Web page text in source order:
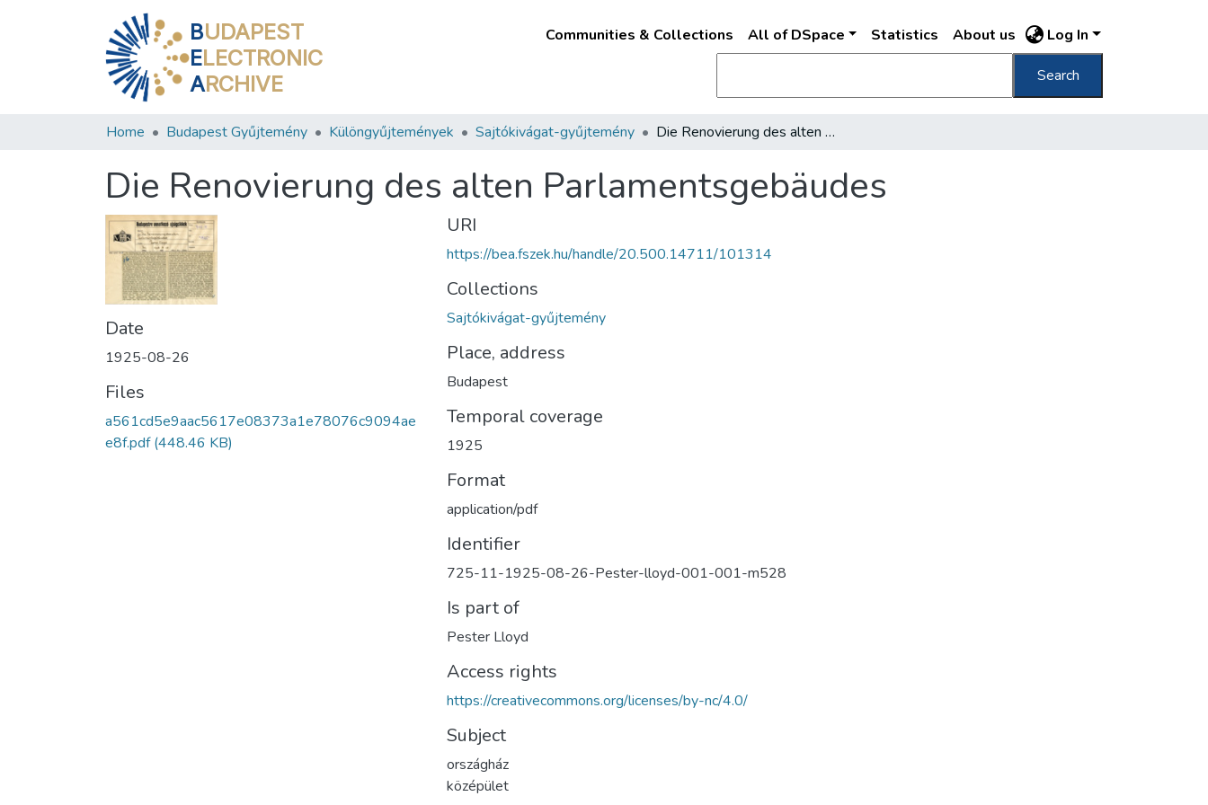
BUDAPEST
ELECTRONIC
ARCHIVE
Communities & Collections All of DSpace Statistics About us Log In
Search
Home Budapest Gyűjtemény Különgyűjtemények Sajtókivágat-gyűjtemény Die Renovierung des alten Parlamentsgebäudes
Die Renovierung des alten Parlamentsgebäudes
Date
1925-08-26
Files
a561cd5e9aac5617e08373a1e78076c9094ae
e8f.pdf(448.46 KB)
URI
https://bea.fszek.hu/handle/20.500.14711/101314
Collections
Sajtókivágat-gyűjtemény
Place, address
Budapest
Temporal coverage
1925
Format
application/pdf
Identifier
725-11-1925-08-26-Pester-lloyd-001-001-m528
Is part of
Pester Lloyd
Access rights
https://creativecommons.org/licenses/by-nc/4.0/
Subject
országház
középület